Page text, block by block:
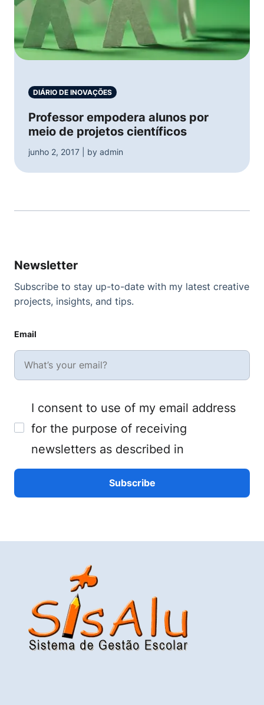
DIÁRIO DE INOVAÇÕES
Professor empodera alunos por
meio de projetos científicos
junho 2, 2017 | by admin
Newsletter
Subscribe to stay up-to-date with my latest creative
projects, insights, and tips.
Email
I consent to use of my email address
for the purpose of receiving
newsletters as described in